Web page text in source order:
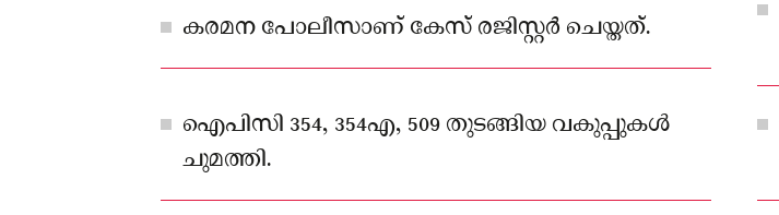
കരമന പോലീസാണ് കേസ് രജിസ്റ്റര്‍ ചെയ്തത്.
ഐപിസി 354, 354എ, 509 തുടങ്ങിയ വകുപ്പുകള്‍
ചുമത്തി.